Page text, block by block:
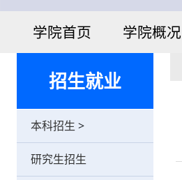
学院首页 学院概况
招生就业
本科招生 >
研究生招生